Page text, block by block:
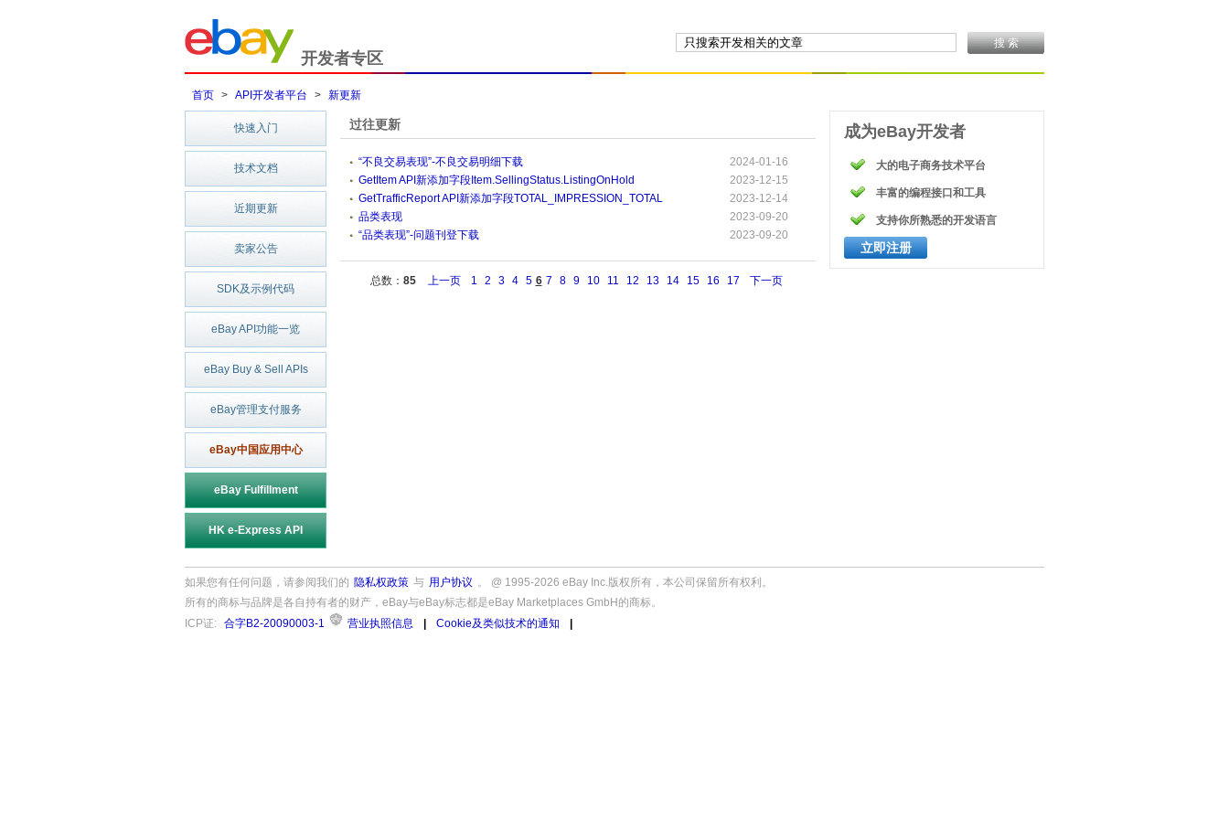
开发者专区
搜 索
首页 > API开发者平台 > 新更新
快速入门
技术文档
近期更新
卖家公告
SDK及示例代码
eBay API功能一览
eBay Buy & Sell APIs
eBay管理支付服务
eBay中国应用中心
eBay Fulfillment
HK e-Express API
过往更新
2024-01-16
“不良交易表现”-不良交易明细下载
2023-12-15
GetItem API新添加字段Item.SellingStatus.ListingOnHold
2023-12-14
GetTrafficReport API新添加字段TOTAL_IMPRESSION_TOTAL
2023-09-20
品类表现
2023-09-20
“品类表现”-问题刊登下载
总数： 85 上一页 1 2 3 4 5 6 7 8 9 10 11 12 13 14 15 16 17 下一页
成为eBay开发者
大的电子商务技术平台
丰富的编程接口和工具
支持你所熟悉的开发语言
立即注册
如果您有任何问题，请参阅我们的 隐私权政策 与 用户协议 。 @ 1995-2026 eBay Inc.版权所有，本公司保留所有权利。
所有的商标与品牌是各自持有者的财产，eBay与eBay标志都是eBay Marketplaces GmbH的商标。
ICP证: 合字B2-20090003-1 营业执照信息 Cookie及类似技术的通知